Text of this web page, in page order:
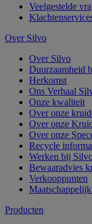
Veelgestelde
Over Silvo
Over Silvo
Duurzaamheid
Herkomst
Ons Verhaal
Onze kwaliteit
Over onze
Over onze
Over onze
Recycle
Werken bij
Bewaaradvies
Verkooppunten
Producten